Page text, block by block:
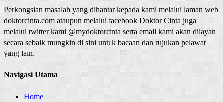
Perkongsian masalah yang dihantar kepada kami melalui laman web
doktorcinta.com ataupun melalui facebook Doktor Cinta juga
melalui twitter kami @mydoktorcinta serta email kami akan dilayan
secara sebaik mungkin di sini untuk bacaan dan rujukan pelawat
yang lain.
Navigasi Utama
Home